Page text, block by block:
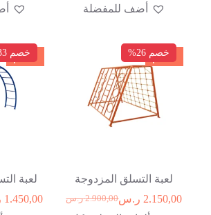
أضف للمفضلة
خصم
خصم 26%
لعبة التسلق المزدوجة
2.900,00 ر.س 2.150,00 ر.س
خصم
خصم 33%
لعبة
1.450,00